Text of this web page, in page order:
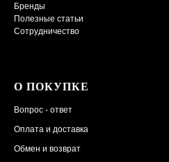
Бренды
Полезные статьи
Сотрудничество
О ПОКУПКЕ
Вопрос - ответ
Оплата и доставка
Обмен и возврат